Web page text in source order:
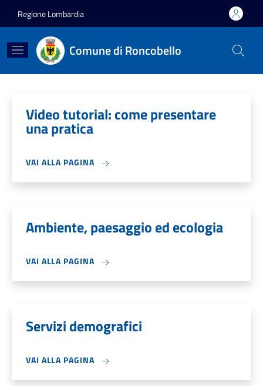
Regione Lombardia
Comune di Roncobello
Video tutorial: come presentare
una pratica
VAI ALLA PAGINA
Ambiente, paesaggio ed ecologia
VAI ALLA PAGINA
Servizi demografici
VAI ALLA PAGINA